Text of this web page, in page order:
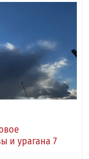
и урагана 7